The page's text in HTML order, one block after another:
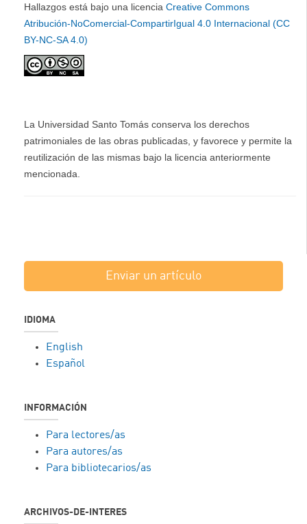
Hallazgos está bajo una licencia Creative Commons
Atribución-NoComercial-CompartirIgual 4.0 Internacional (CC
BY-NC-SA 4.0)
La Universidad Santo Tomás conserva los derechos
patrimoniales de las obras publicadas, y favorece y permite la
reutilización de las mismas bajo la licencia anteriormente
mencionada.
Enviar un artículo
IDIOMA
English
Español
INFORMACIÓN
Para lectores/as
Para autores/as
Para bibliotecarios/as
ARCHIVOS-DE-INTERES